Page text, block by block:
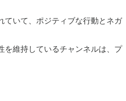
ていて、ポジティブな行動とネガ
を維持しているチャンネルは、プ